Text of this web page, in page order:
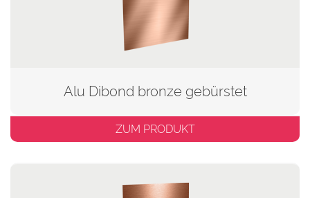
Alu Dibond bronze gebürstet
ZUM PRODUKT